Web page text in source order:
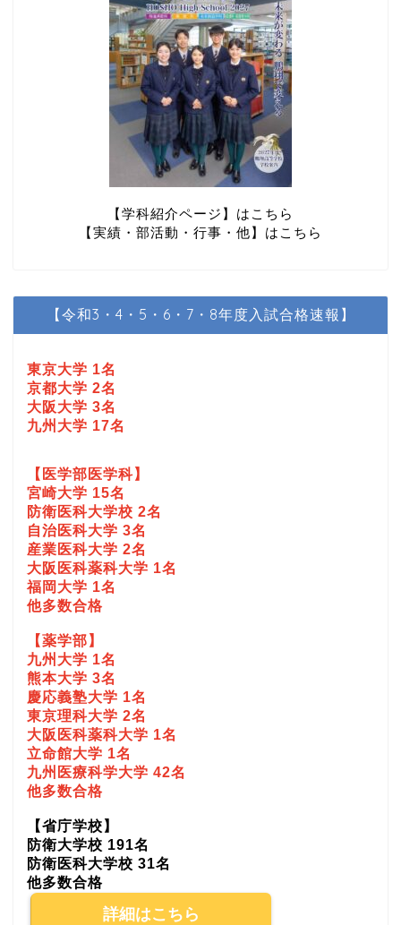
【学科紹介ページ】はこちら
【実績・部活動・行事・他】はこちら
【令和3・4・5・6・7・8年度入試合格速報】
東京大学 1名
京都大学 2名
大阪大学 3名
九州大学 17名
【医学部医学科】
宮崎大学 15名
防衛医科大学校 2名
自治医科大学 3名
産業医科大学 2名
大阪医科薬科大学 1名
福岡大学 1名
他多数合格
【薬学部】
九州大学 1名
熊本大学 3名
慶応義塾大学 1名
東京理科大学 2名
大阪医科薬科大学 1名
立命館大学 1名
九州医療科学大学 42名
他多数合格
【省庁学校】
防衛大学校 191名
防衛医科大学校 31名
他多数合格
詳細はこちら